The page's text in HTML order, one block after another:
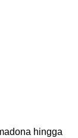
hingga